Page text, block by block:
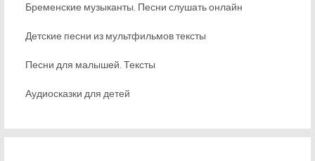
Бременские музыканты. Песни слушать онлайн
Детские песни из мультфильмов тексты
Песни для малышей. Тексты
Аудиосказки для детей